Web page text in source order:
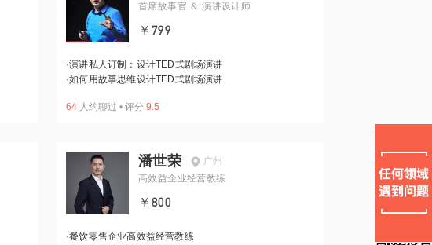
首席故事官 ＆ 演讲设计师
￥799
·演讲私人订制：设计TED式剧场演讲
·如何用故事思维设计TED式剧场演讲
64 人约聊过 • 评分 9.5
潘世荣
广州
高效益企业经营教练
￥800
·餐饮零售企业高效益经营教练